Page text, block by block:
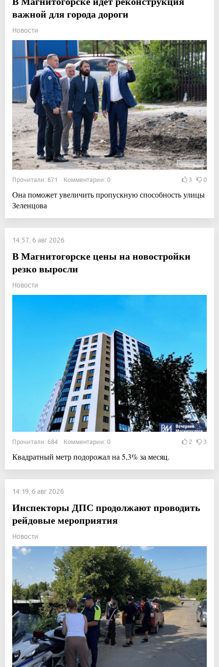
важной для города дороги
Новости
Прочитали: 871 Комментарии: 0 3 0
Она поможет увеличить пропускную способность улицы
Зеленцова
14:57, 6 авг 2026
В Магнитогорске цены на новостройки
резко выросли
Новости
Прочитали: 684 Комментарии: 0 2 3
Квадратный метр подорожал на 5,3% за месяц.
14:19, 6 авг 2026
Инспекторы ДПС продолжают проводить
рейдовые мероприятия
Новости